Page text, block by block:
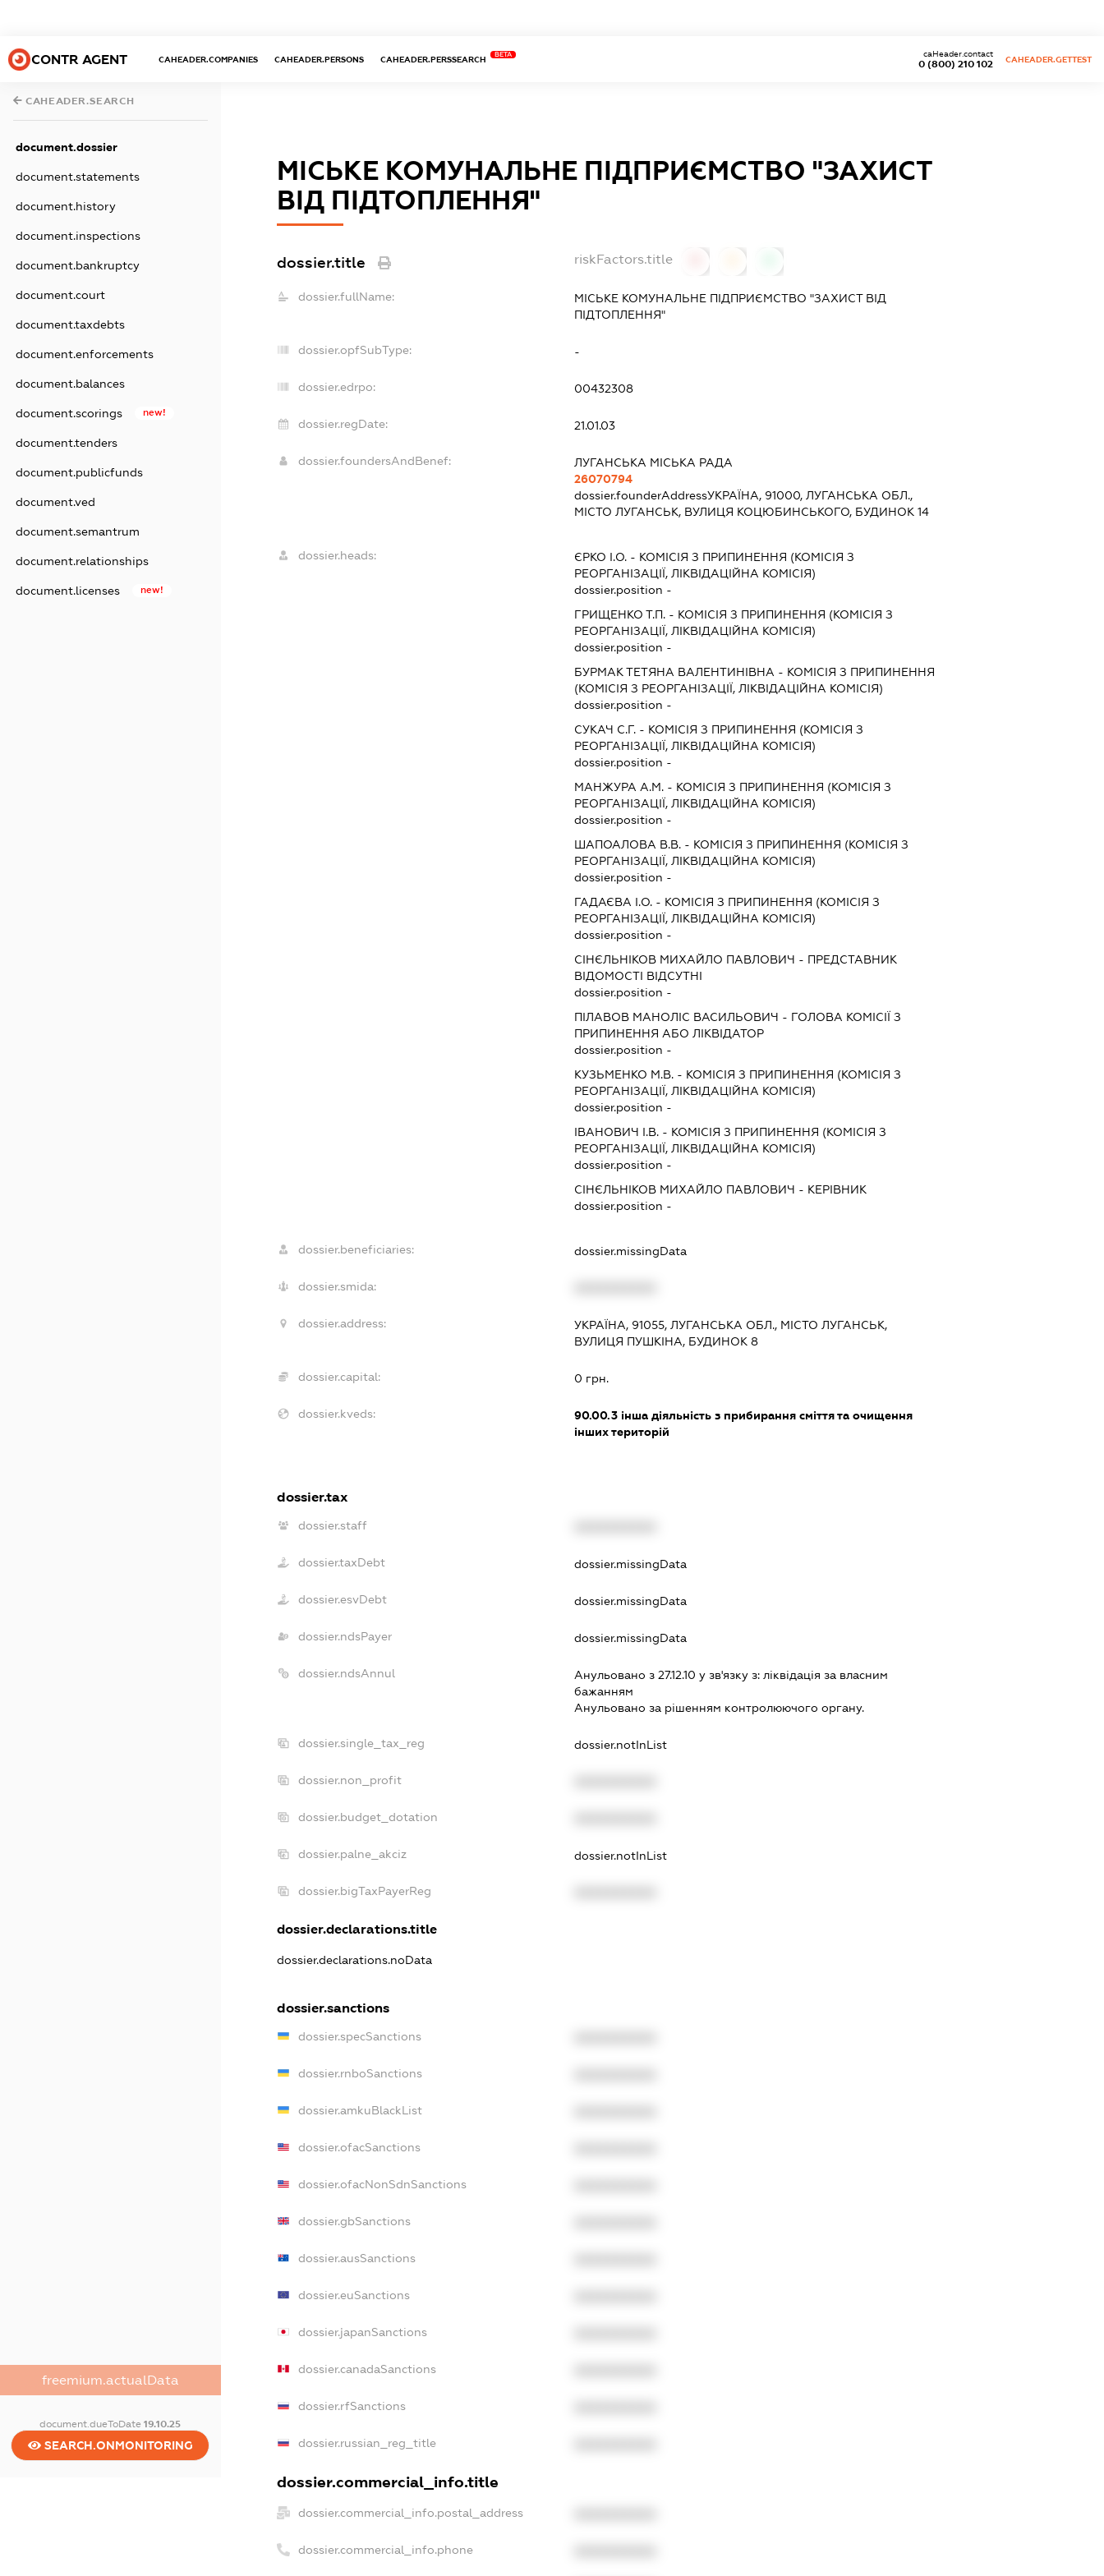
CONTR AGENT CAHEADER.COMPANIES CAHEADER.PERSONS CAHEADER.PERSSEARCH
BETA
0 (800) 210 102
caHeader.contact
CAHEADER.GETTEST
CAHEADER.SEARCH
document.dossier
document.statements
document.history
document.inspections
document.bankruptcy
document.court
document.taxdebts
document.enforcements
document.balances
document.scorings new!
document.tenders
document.publicfunds
document.ved
document.semantrum
document.relationships
document.licenses new!
freemium.actualData
document.dueToDate19.10.25
SEARCH.ONMONITORING
МІСЬКЕ КОМУНАЛЬНЕ ПІДПРИЄМСТВО "ЗАХИСТ
ВІД ПІДТОПЛЕННЯ"
dossier.title riskFactors.title
dossier.fullName:
МІСЬКЕ КОМУНАЛЬНЕ ПІДПРИЄМСТВО "ЗАХИСТ ВІД
ПІДТОПЛЕННЯ"
dossier.opfSubType: -
dossier.edrpo: 00432308
dossier.regDate: 21.01.03
dossier.foundersAndBenef:
ЛУГАНСЬКА МІСЬКА РАДА
26070794
dossier.founderAddressУКРАЇНА, 91000, ЛУГАНСЬКА ОБЛ.,
МІСТО ЛУГАНСЬК, ВУЛИЦЯ КОЦЮБИНСЬКОГО, БУДИНОК 14
dossier.heads: ЄРКО І.О. - КОМІСІЯ З ПРИПИНЕННЯ (КОМІСІЯ З
РЕОРГАНІЗАЦІЇ, ЛІКВІДАЦІЙНА КОМІСІЯ)
dossier.position -
ГРИЩЕНКО Т.П. - КОМІСІЯ З ПРИПИНЕННЯ (КОМІСІЯ З
РЕОРГАНІЗАЦІЇ, ЛІКВІДАЦІЙНА КОМІСІЯ)
dossier.position -
БУРМАК ТЕТЯНА ВАЛЕНТИНІВНА - КОМІСІЯ З ПРИПИНЕННЯ
(КОМІСІЯ З РЕОРГАНІЗАЦІЇ, ЛІКВІДАЦІЙНА КОМІСІЯ)
dossier.position -
СУКАЧ С.Г. - КОМІСІЯ З ПРИПИНЕННЯ (КОМІСІЯ З
РЕОРГАНІЗАЦІЇ, ЛІКВІДАЦІЙНА КОМІСІЯ)
dossier.position -
МАНЖУРА А.М. - КОМІСІЯ З ПРИПИНЕННЯ (КОМІСІЯ З
РЕОРГАНІЗАЦІЇ, ЛІКВІДАЦІЙНА КОМІСІЯ)
dossier.position -
ШАПОАЛОВА В.В. - КОМІСІЯ З ПРИПИНЕННЯ (КОМІСІЯ З
РЕОРГАНІЗАЦІЇ, ЛІКВІДАЦІЙНА КОМІСІЯ)
dossier.position -
ГАДАЄВА І.О. - КОМІСІЯ З ПРИПИНЕННЯ (КОМІСІЯ З
РЕОРГАНІЗАЦІЇ, ЛІКВІДАЦІЙНА КОМІСІЯ)
dossier.position -
СІНЄЛЬНІКОВ МИХАЙЛО ПАВЛОВИЧ - ПРЕДСТАВНИК
ВІДОМОСТІ ВІДСУТНІ
dossier.position -
ПІЛАВОВ МАНОЛІС ВАСИЛЬОВИЧ - ГОЛОВА КОМІСІЇ З
ПРИПИНЕННЯ АБО ЛІКВІДАТОР
dossier.position -
КУЗЬМЕНКО М.В. - КОМІСІЯ З ПРИПИНЕННЯ (КОМІСІЯ З
РЕОРГАНІЗАЦІЇ, ЛІКВІДАЦІЙНА КОМІСІЯ)
dossier.position -
ІВАНОВИЧ І.В. - КОМІСІЯ З ПРИПИНЕННЯ (КОМІСІЯ З
РЕОРГАНІЗАЦІЇ, ЛІКВІДАЦІЙНА КОМІСІЯ)
dossier.position -
СІНЄЛЬНІКОВ МИХАЙЛО ПАВЛОВИЧ - КЕРІВНИК
dossier.position -
dossier.beneficiaries: dossier.missingData
dossier.smida:
dossier.address:
УКРАЇНА, 91055, ЛУГАНСЬКА ОБЛ., МІСТО ЛУГАНСЬК,
ВУЛИЦЯ ПУШКІНА, БУДИНОК 8
dossier.capital: 0 грн.
dossier.kveds: 90.00.3 інша діяльність з прибирання сміття та очищення
інших територій
dossier.tax
dossier.staff
dossier.taxDebt dossier.missingData
dossier.esvDebt dossier.missingData
dossier.ndsPayer dossier.missingData
dossier.ndsAnnul Анульовано з 27.12.10 у зв'язку з: лiквiдацiя за власним
бажанням
Анульовано за рiшенням контролюючого органу.
dossier.single_tax_reg dossier.notInList
dossier.non_profit
dossier.budget_dotation
dossier.palne_akciz dossier.notInList
dossier.bigTaxPayerReg
dossier.declarations.title
dossier.declarations.noData
dossier.sanctions
dossier.specSanctions
dossier.rnboSanctions
dossier.amkuBlackList
dossier.ofacSanctions
dossier.ofacNonSdnSanctions
dossier.gbSanctions
dossier.ausSanctions
dossier.euSanctions
dossier.japanSanctions
dossier.canadaSanctions
dossier.rfSanctions
dossier.russian_reg_title
dossier.commercial_info.title
dossier.commercial_info.postal_address
dossier.commercial_info.phone